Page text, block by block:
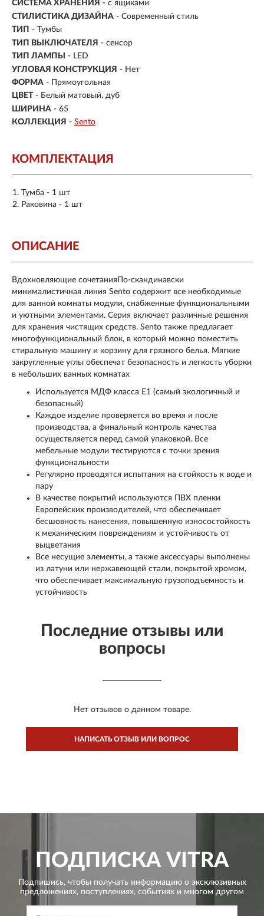
СИСТЕМА ХРАНЕНИЯ - с ящиками
СТИЛИСТИКА ДИЗАЙНА - Современный стиль
ТИП - Тумбы
ТИП ВЫКЛЮЧАТЕЛЯ - сенсор
ТИП ЛАМПЫ
- LED
УГЛОВАЯ КОНСТРУКЦИЯ - Нет
ФОРМА - Прямоугольная
ЦВЕТ - Белый матовый, дуб
ШИРИНА - 65
КОЛЛЕКЦИЯ - Sento
КОМПЛЕКТАЦИЯ
Тумба - 1 шт
Раковина - 1 шт
ОПИСАНИЕ
Вдохновляющие сочетанияПо-скандинавски
минималистичная линия Sento содержит все необходимые
для ванной комнаты модули, снабженные функциональными
и уютными элементами. Серия включает различные решения
для хранения чистящих средств. Sento также предлагает
многофункциональный блок, в который можно поместить
стиральную машину и корзину для грязного белья. Мягкие
закругленные углы обеспечат безопасность и легкость уборки
в небольших ванных комнатах
Используется МДФ класса Е1 (самый экологичный и
безопасный)
Каждое изделие проверяется во время и после
производства, а финальный контроль качества
осуществляется перед самой упаковкой. Все
мебельные модули тестируются с точки зрения
функциональности
Регулярно проводятся испытания на стойкость к воде и
пару
В качестве покрытий используются ПВХ пленки
Европейских производителей, что обеспечивает
бесшовность нанесения, повышенную износостойкость
к механическим повреждениям и устойчивость от
выцветания
Все несущие элементы, а также аксессуары выполнены
из латуни или нержавеющей стали, покрытой хромом,
что обеспечивает максимальную грузоподъемность и
устойчивость
Последние отзывы или
вопросы
Нет отзывов о данном товаре.
НАПИСАТЬ ОТЗЫВ ИЛИ ВОПРОС
ПОДПИСКАVITRA
Подпишись, чтобы получать информацию о эксклюзивных
предложениях, поступлениях, событиях и многом другом